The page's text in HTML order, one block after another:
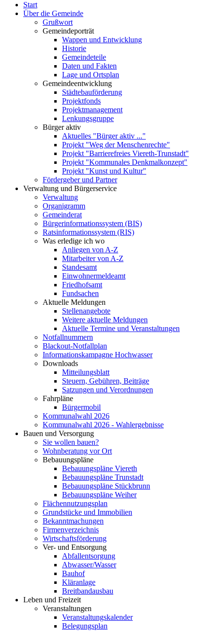
Start
Über die Gemeinde
Grußwort
Gemeindeporträt
Wappen und Entwicklung
Historie
Gemeindeteile
Daten und Fakten
Lage und Ortsplan
Gemeindeentwicklung
Städtebauförderung
Projektfonds
Projektmanagement
Lenkungsgruppe
Bürger aktiv
Aktuelles "Bürger aktiv ..."
Projekt "Weg der Menschenrechte"
Projekt "Barrierefreies Viereth-Trunstadt"
Projekt "Kommunales Denkmalkonzept"
Projekt "Kunst und Kultur"
Fördergeber und Partner
Verwaltung und Bürgerservice
Verwaltung
Organigramm
Gemeinderat
Bürgerinformationssystem (BIS)
Ratsinformationssystem (RIS)
Was erledige ich wo
Anliegen von A-Z
Mitarbeiter von A-Z
Standesamt
Einwohnermeldeamt
Friedhofsamt
Fundsachen
Aktuelle Meldungen
Stellenangebote
Weitere aktuelle Meldungen
Aktuelle Termine und Veranstaltungen
Notfallnummern
Blackout-Notfallplan
Informationskampagne Hochwasser
Downloads
Mitteilungsblatt
Steuern, Gebühren, Beiträge
Satzungen und Verordnungen
Fahrpläne
Bürgermobil
Kommunalwahl 2026
Kommunalwahl 2026 - Wahlergebnisse
Bauen und Versorgung
Sie wollen bauen?
Wohnberatung vor Ort
Bebauungspläne
Bebauungspläne Viereth
Bebauungspläne Trunstadt
Bebauungspläne Stückbrunn
Bebauungspläne Weiher
Flächennutzungsplan
Grundstücke und Immobilien
Bekanntmachungen
Firmenverzeichnis
Wirtschaftsförderung
Ver- und Entsorgung
Abfallentsorgung
Abwasser/Wasser
Bauhof
Kläranlage
Breitbandausbau
Leben und Freizeit
Veranstaltungen
Veranstaltungskalender
Belegungsplan